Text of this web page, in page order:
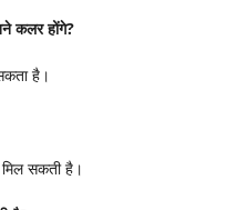
कलर होंगे?
है।
सकती है।